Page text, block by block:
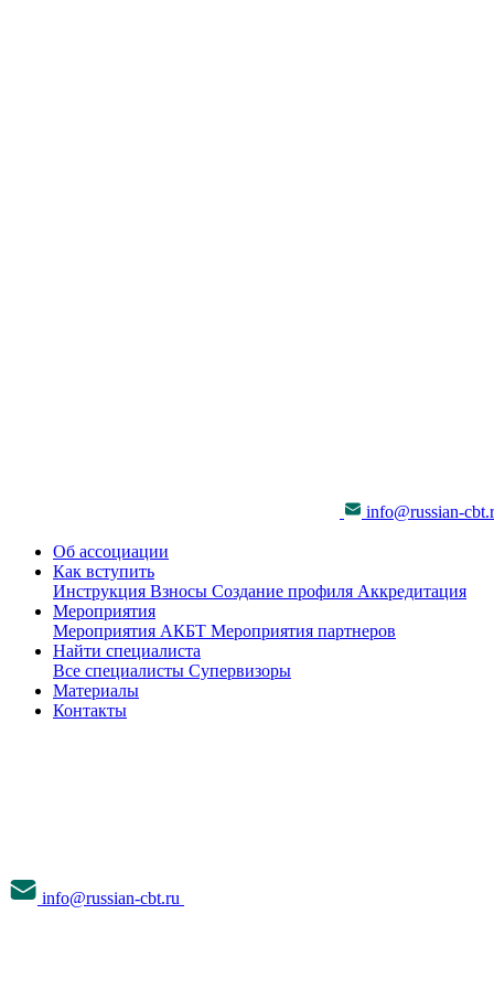
info@russian-
Об ассоциации
Как вступить
Инструкция Взносы Создание профиля Аккредитация
Мероприятия
Мероприятия АКБТ Мероприятия партнеров
Найти специалиста
Все специалисты Супервизоры
Материалы
Контакты
info@russian-cbt.ru